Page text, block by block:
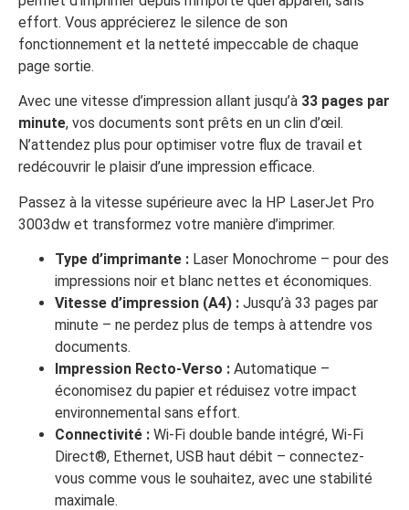
effort. Vous apprécierez le silence de son
fonctionnement et la netteté impeccable de chaque
page sortie.
Avec une vitesse d’impression allant jusqu’à 33 pages par
minute, vos documents sont prêts en un clin d’œil.
N’attendez plus pour optimiser votre flux de travail et
redécouvrir le plaisir d’une impression efficace.
Passez à la vitesse supérieure avec la HP LaserJet Pro
3003dw et transformez votre manière d’imprimer.
Type d’imprimante : Laser Monochrome – pour des
impressions noir et blanc nettes et économiques.
Vitesse d’impression (A4) : Jusqu’à 33 pages par
minute – ne perdez plus de temps à attendre vos
documents.
Impression Recto-Verso : Automatique –
économisez du papier et réduisez votre impact
environnemental sans effort.
Connectivité : Wi-Fi double bande intégré, Wi-Fi
Direct®, Ethernet, USB haut débit – connectez-
vous comme vous le souhaitez, avec une stabilité
maximale.